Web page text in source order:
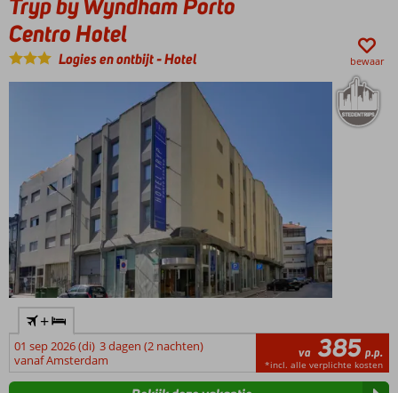
Tryp by Wyndham Porto
Centro Hotel
Logies en ontbijt-Hotel bewaar
+
01 sep 2026 (di) 3 dagen (2 nachten)
vanaf Amsterdam
va 385 p.p.
*incl. alle verplichte kosten